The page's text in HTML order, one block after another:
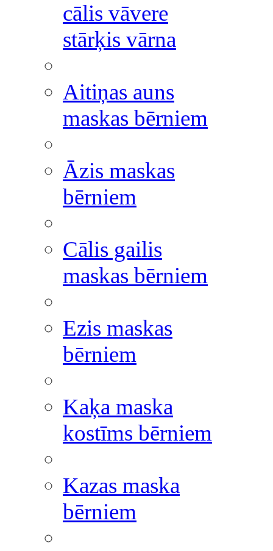
cālis vāvere
stārķis vārna
Aitiņas auns
maskas bērniem
Āzis maskas
bērniem
Cālis gailis
maskas bērniem
Ezis maskas
bērniem
Kaķa maska
kostīms bērniem
Kazas maska
bērniem